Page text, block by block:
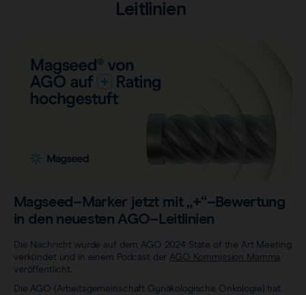
Magseed®
Magtrace®
Downloads
Häufig gestellte Fragen
Wir über uns.
Stellenmarkt
Leitlinien
Magseed–Marker jetzt mit „+“–Bewertung
in den neuesten AGO–Leitlinien
Die Nachricht wurde auf dem AGO 2024 State of the Art Meeting
verkündet und in einem Podcast der AGO Kommission Mamma
veröffentlicht.
Die AGO (Arbeitsgemeinschaft Gynäkologische Onkologie) hat